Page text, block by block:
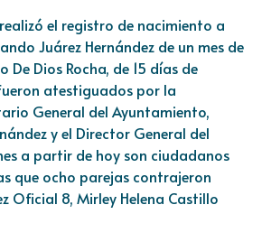
el registro de nacimiento a
Juárez Hernández de un mes de
De Dios Rocha, de 15 días de
atestiguados por la
General del Ayuntamiento,
y el Director General del
a partir de hoy son ciudadanos
que ocho parejas contrajeron
Oficial 8, Mirley Helena Castillo